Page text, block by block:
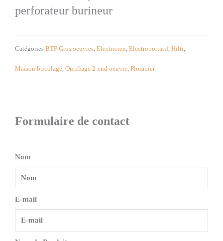
Formulaire de contact
Nom
E-mail
perforateur burineur
Catégories BTP Gros oeuvres Electricien Electroportatif, Hilti
Maison bricolage Outillage 2-end oeuvre Plombier